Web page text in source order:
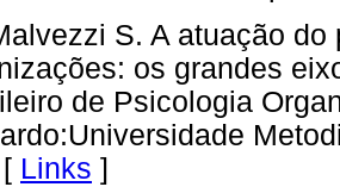
S. A atuação
os grandes
de Psicologia
Links ]